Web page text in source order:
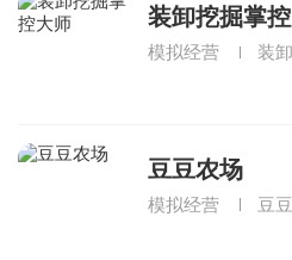
装卸挖掘掌
模拟经营 装
豆豆农场
模拟经营 豆